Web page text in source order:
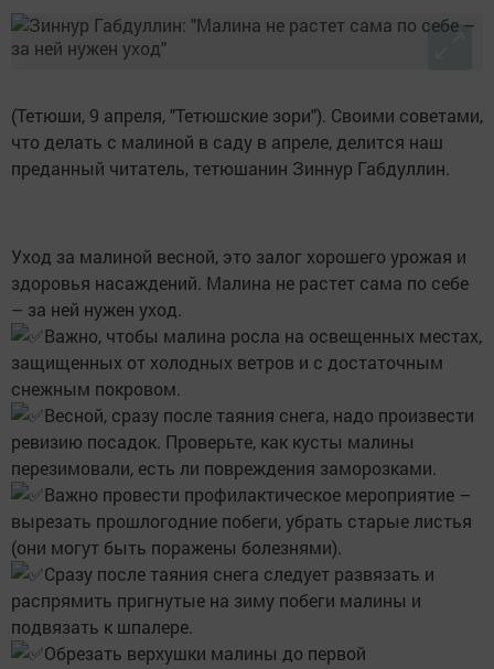
(Тетюши, 9 апреля, "Тетюшские зори"). Своими советами,
что делать с малиной в саду в апреле, делится наш
преданный читатель, тетюшанин Зиннур Габдуллин.
Уход за малиной весной, это залог хорошего урожая и
здоровья насаждений. Малина не растет сама по себе
– за ней нужен уход.
Важно, чтобы малина росла на освещенных местах,
защищенных от холодных ветров и с достаточным
снежным покровом.
Весной, сразу после таяния снега, надо произвести
ревизию посадок. Проверьте, как кусты малины
перезимовали, есть ли повреждения заморозками.
Важно провести профилактическое мероприятие –
вырезать прошлогодние побеги, убрать старые листья
(они могут быть поражены болезнями).
Сразу после таяния снега следует развязать и
распрямить пригнутые на зиму побеги малины и
подвязать к шпалере.
Обрезать верхушки малины до первой